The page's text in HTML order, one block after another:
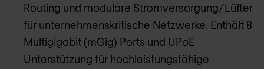
Routing und modulare Stromversorgung/Lüfter
für unternehmenskritische Netzwerke. Enthält 8
Multigigabit (mGig) Ports und UPoE
Unterstützung für hochleistungsfähige